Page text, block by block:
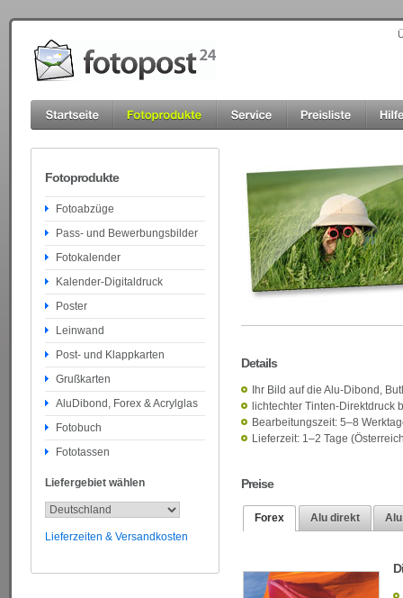
Fotoprodukte
Fotoabzüge
Pass- und Bewerbungsbilder
Fotokalender
Kalender-Digitaldruck
Poster
Leinwand
Post- und Klappkarten
Grußkarten
AluDibond, Forex & Acrylglas
Fotobuch
Fototassen
Liefergebiet wählen
Lieferzeiten & Versandkosten
Details
Ihr Bild auf die Alu-Dibond,
lichtechter Tinten-Direktdruck
Bearbeitungszeit: 5–8
Lieferzeit: 1–2 Tage
Preise
Forex Alu direkt